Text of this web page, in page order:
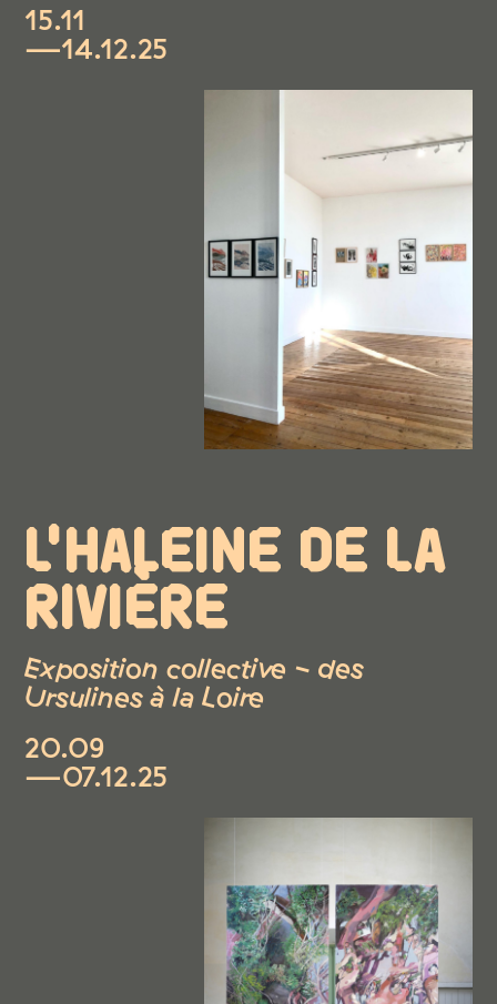
15.11
—14.12.25
L'HALEINE DE LA
RIVIÈRE
Exposition collective - des
Ursulines à la Loire
20.09
—07.12.25